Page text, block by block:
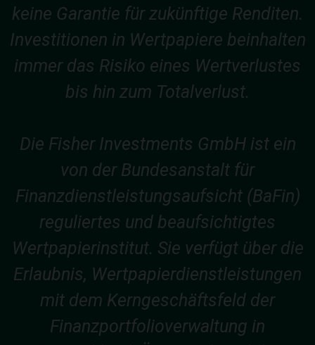
keine Garantie für zukünftige Renditen.
Investitionen in Wertpapiere beinhalten
immer das Risiko eines Wertverlustes
bis hin zum Totalverlust.
Die Fisher Investments GmbH ist ein
von der Bundesanstalt für
Finanzdienstleistungsaufsicht (BaFin)
reguliertes und beaufsichtigtes
Wertpapierinstitut. Sie verfügt über die
Erlaubnis, Wertpapierdienstleistungen
mit dem Kerngeschäftsfeld der
Finanzportfolioverwaltung in